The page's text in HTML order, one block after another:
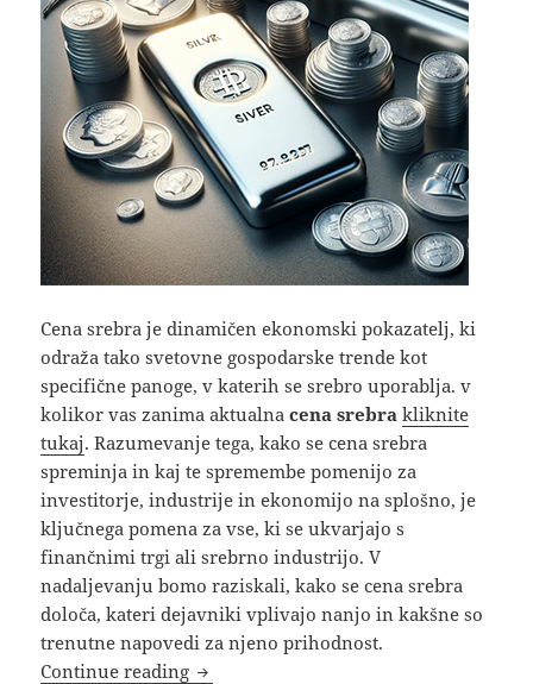
Cena srebra je dinamičen ekonomski pokazatelj, ki
odraža tako svetovne gospodarske trende kot
specifične panoge, v katerih se srebro uporablja. v
kolikor vas zanima aktualnacena srebra kliknite
tukaj. Razumevanje tega, kako se cena srebra
spreminja in kaj te spremembe pomenijo za
investitorje, industrije in ekonomijo na splošno, je
ključnega pomena za vse, ki se ukvarjajo s
finančnimi trgi ali srebrno industrijo. V
nadaljevanju bomo raziskali, kako se cena srebra
določa, kateri dejavniki vplivajo nanjo in kakšne so
trenutne napovedi za njeno prihodnost.
Continue reading Kako cena srebra vpliva na svetovno